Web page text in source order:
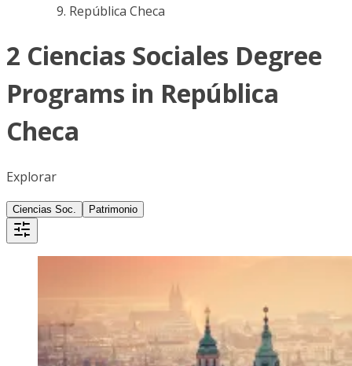
República Checa
2 Ciencias Sociales Degree
Programs in República
Checa
Explorar
Ciencias Soc. Patrimonio